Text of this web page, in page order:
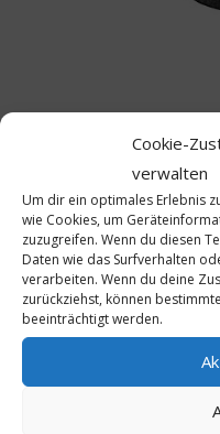
Cookie-
verwalten
Um dir ein optimales Erlebnis
wie Cookies, um
zuzugreifen. Wenn du diesen
Daten wie das Surfverhalten
verarbeiten. Wenn du deine
zurückziehst, können
beeinträchtigt werden.
Schreibe
Deine E-Mail-
Erforderliche Felder
Kommentar*